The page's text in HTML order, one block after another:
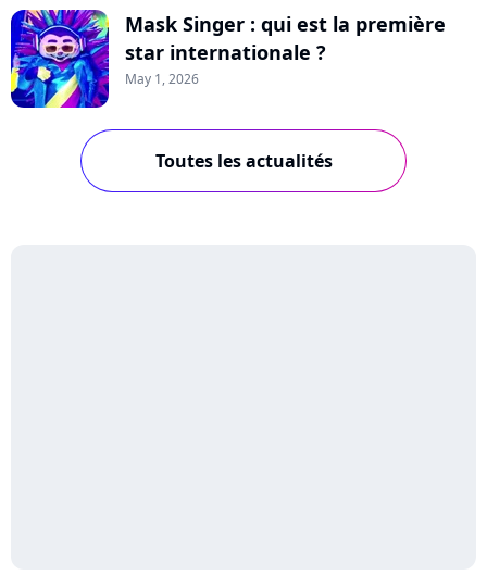
Mask Singer : qui est la première
star internationale ?
May 1, 2026
Toutes les actualités